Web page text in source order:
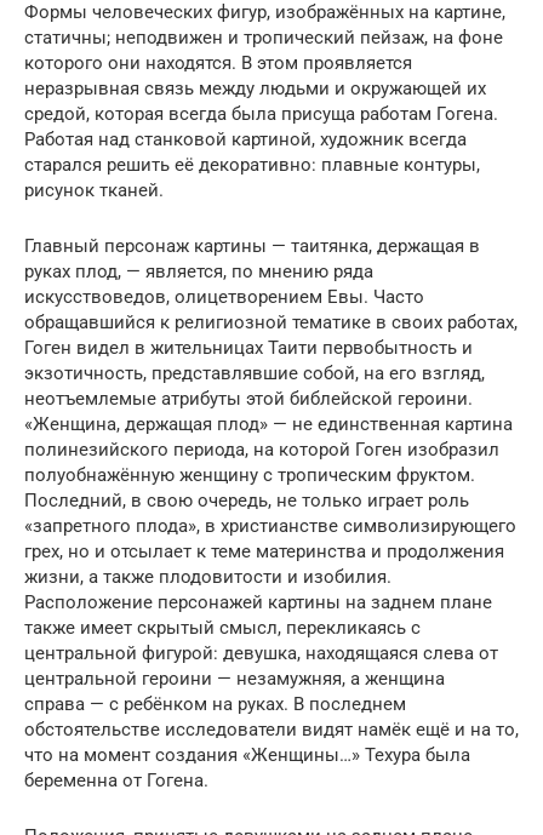
Формы человеческих фигур, изображённых на картине,
статичны; неподвижен и тропический пейзаж, на фоне
которого они находятся. В этом проявляется
неразрывная связь между людьми и окружающей их
средой, которая всегда была присуща работам Гогена.
Работая над станковой картиной, художник всегда
старался решить её декоративно: плавные контуры,
рисунок тканей.
Главный персонаж картины — таитянка, держащая в
руках плод, — является, по мнению ряда
искусствоведов, олицетворением Евы. Часто
обращавшийся к религиозной тематике в своих работах,
Гоген видел в жительницах Таити первобытность и
экзотичность, представлявшие собой, на его взгляд,
неотъемлемые атрибуты этой библейской героини.
«Женщина, держащая плод» — не единственная картина
полинезийского периода, на которой Гоген изобразил
полуобнажённую женщину с тропическим фруктом.
Последний, в свою очередь, не только играет роль
«запретного плода», в христианстве символизирующего
грех, но и отсылает к теме материнства и продолжения
жизни, а также плодовитости и изобилия.
Расположение персонажей картины на заднем плане
также имеет скрытый смысл, перекликаясь с
центральной фигурой: девушка, находящаяся слева от
центральной героини — незамужняя, а женщина
справа — с ребёнком на руках. В последнем
обстоятельстве исследователи видят намёк ещё и на то,
что на момент создания «Женщины…» Техура была
беременна от Гогена.